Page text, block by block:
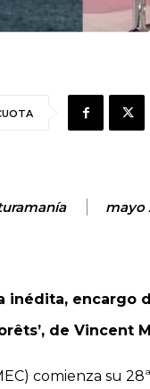
mayo
encargo
de Vincent
comienza su